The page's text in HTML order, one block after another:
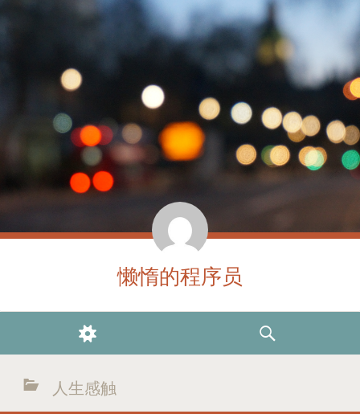
懒惰的程序员
WIDGETS
SEARCH
人生感触